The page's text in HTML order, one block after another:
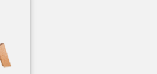
Sprechzimmer 2